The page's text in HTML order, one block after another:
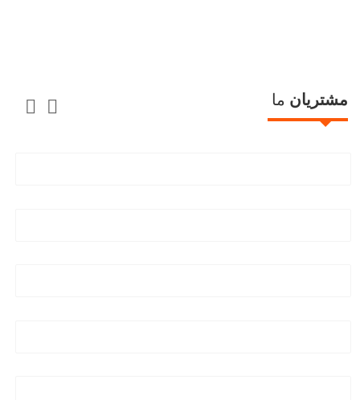
مشتریان ما